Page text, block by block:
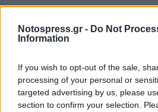
Notospress.gr - Do Not
Information
If you wish to opt-out of the sale,
processing of your personal or
targeted advertising by us, please
section to confirm your selection.